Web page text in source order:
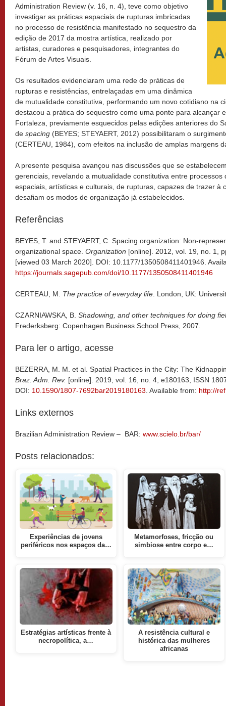
Administration Review (v. 16, n. 4), teve como objetivo
investigar as práticas espaciais de rupturas imbricadas
no processo de resistência manifestado no sequestro da
edição de 2017 da mostra artística, realizado por
artistas, curadores e pesquisadores, integrantes do
Fórum de Artes Visuais.
Os resultados evidenciaram uma rede de práticas de
rupturas e resistências, entrelaçadas em uma dinâmica
de mutualidade constitutiva, performando um novo cotidiano na
destacou a prática do sequestro como uma ponte para alcançar
Fortaleza, previamente esquecidos pelas edições anteriores do
de spacing (BEYES; STEYAERT, 2012) possibilitaram o
(CERTEAU, 1984), com efeitos na inclusão de amplas margens
A presente pesquisa avançou nas discussões que se
gerenciais, revelando a mutualidade constitutiva entre processos
espaciais, artísticas e culturais, de rupturas, capazes de trazer à
desafiam os modos de organização já estabelecidos.
Referências
BEYES, T. and STEYAERT, C. Spacing organization: Non-
organizational space. Organization [online]. 2012, vol. 19, no. 1,
[viewed 03 March 2020]. DOI: 10.1177/1350508411401946.
https://journals.sagepub.com/doi/10.1177/1350508411401946
CERTEAU, M. The practice of everyday life . London, UK:
CZARNIAWSKA, B. Shadowing, and other techniques for doing
Frederksberg: Copenhagen Business School Press, 2007.
Para ler o artigo, acesse
BEZERRA, M. M. et al. Spatial Practices in the City: The
Braz. Adm. Rev. [online]. 2019, vol. 16, no. 4, e180163, ISSN
DOI: 10.1590/1807-7692bar2019180163 . Available from: http://
Links externos
Brazilian Administration Review – BAR: www.scielo.br/bar/
Posts relacionados:
Experiências de jovens
periféricos nos espaços da…
Estratégias artísticas frente à
necropolítica, a…
Metamorfoses, fricção ou
simbiose entre corpo e…
A resistência cultural e
histórica das mulheres
africanas